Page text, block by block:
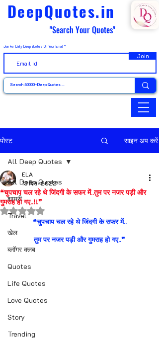
DeepQuotes.in
"Search Your Quotes"
Join For Daily Deep Quotes On Your Email
Join
पोस्ट साइन अप करें
All Deep Quotes
शायरी
Travel
खेल
ब्लॉगर क्लब
Quotes
Life Quotes
Love Quotes
Story
Trending
All Deep Quotes
❝चुपचाप चल रहे थे जिंदगी के सफर में..तुम पर नजर पड़ी और
गुमराह हो गए..!!❞
ELA
13 दिस॰ 2022
5 स्टार में से NaN रेटिंग दी गई।
❝चुपचाप चल रहे थे जिंदगी के सफर में..
तुम पर नजर पड़ी और गुमराह हो गए..❞